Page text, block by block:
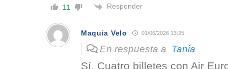
11 Responder
Maquia Velo 01/06/2026 13:25
En respuesta a Tania
Sí. Cuatro billetes con Air